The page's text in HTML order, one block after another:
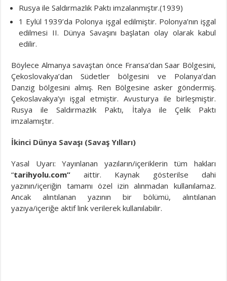
Rusya ile Saldırmazlık Paktı imzalanmıştır.(1939)
1 Eylül 1939’da Polonya işgal edilmiştir. Polonya’nın işgal
edilmesi II. Dünya Savaşını başlatan olay olarak kabul
edilir.
Böylece Almanya savaştan önce Fransa’dan Saar Bölgesini,
Çekoslovakya’dan Südetler bölgesini ve Polanya’dan
Danzig bölgesini almış. Ren Bölgesine asker göndermiş.
Çekoslavakya’yı işgal etmiştir. Avusturya ile birleşmiştir.
Rusya ile Saldırmazlık Paktı, İtalya ile Çelik Paktı
imzalamıştır.
İkinci Dünya Savaşı (Savaş Yılları)
Yasal Uyarı: Yayınlanan yazıların/içeriklerin tüm hakları
“tarihyolu.com” aittir. Kaynak gösterilse dahi
yazının/içeriğin tamamı özel izin alınmadan kullanılamaz.
Ancak alıntılanan yazının bir bölümü, alıntılanan
yazıya/içeriğe aktif link verilerek kullanılabilir.